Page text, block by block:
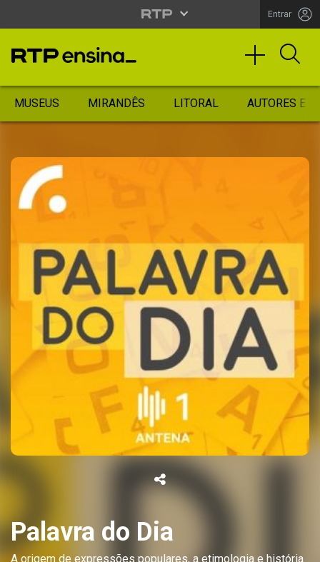
Entrar
MUSEUS MIRANDÊS LITORAL AUTORES
Palavra do Dia
A origem de expressões populares, a etimologia e história